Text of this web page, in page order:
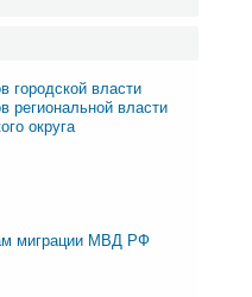
городской власти
региональной власти
округа
миграции МВД РФ